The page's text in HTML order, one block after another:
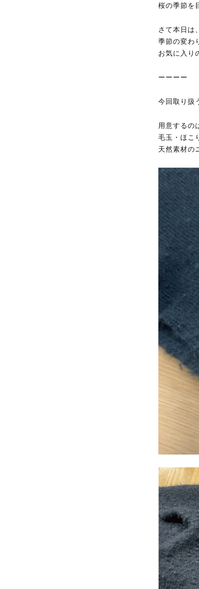
桜の季節を
さて本日は
季節の変わ
お気に入り
ーーーー
今回取り扱
用意するの
毛玉・ほこ
天然素材の